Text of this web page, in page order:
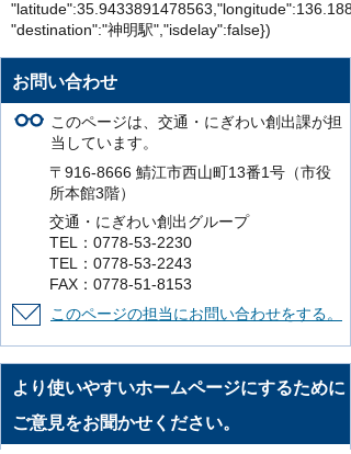
"destination":"神明駅","isdelay":false})
お問い合わせ
このページは、交通・にぎわい創出課が担
当しています。
〒916-8666 鯖江市西山町13番1号（市役
所本館3階）
交通・にぎわい創出グループ
TEL：0778-53-2230
TEL：0778-53-2243
FAX：0778-51-8153
このページの担当にお問い合わせをする。
より使いやすいホームページにするために
ご意見をお聞かせください。